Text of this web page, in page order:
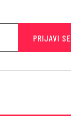
PRIJAVI SE